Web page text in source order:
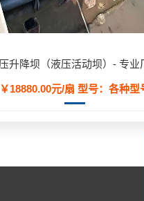
￥18880.00元/扇 型号：各种型